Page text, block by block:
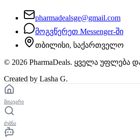
pharmadealsge@gmail.com
მოგვწერეთ Messenger-ში
თბილისი, საქართველო
© 2026 PharmaDeals. ყველა უფლება
Created by Lasha G.
მთავარი
ძებნა